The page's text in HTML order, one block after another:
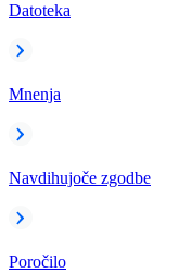
Datoteka
Mnenja
Navdihujoče zgodbe
Poročilo